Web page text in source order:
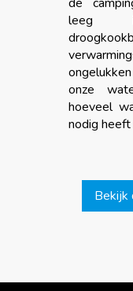
leeg
onze
hoeveel
nodig
Bekijk